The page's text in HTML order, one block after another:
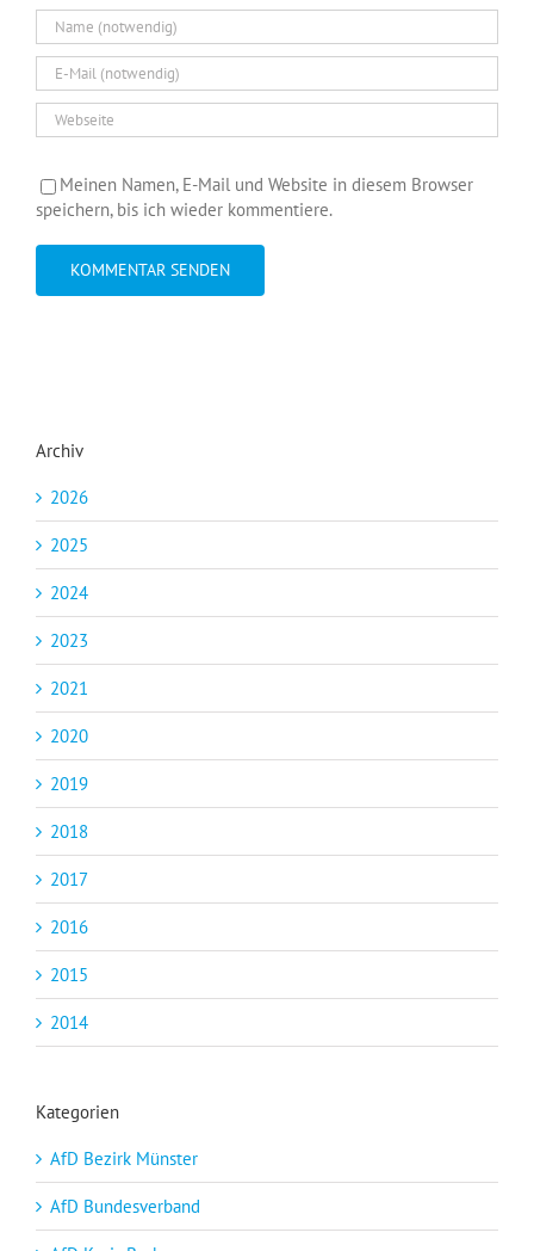
Meinen Namen, E-Mail und Website in diesem Browser
speichern, bis ich wieder kommentiere.
Archiv
2026
2025
2024
2023
2021
2020
2019
2018
2017
2016
2015
2014
Kategorien
AfD Bezirk Münster
AfD Bundesverband